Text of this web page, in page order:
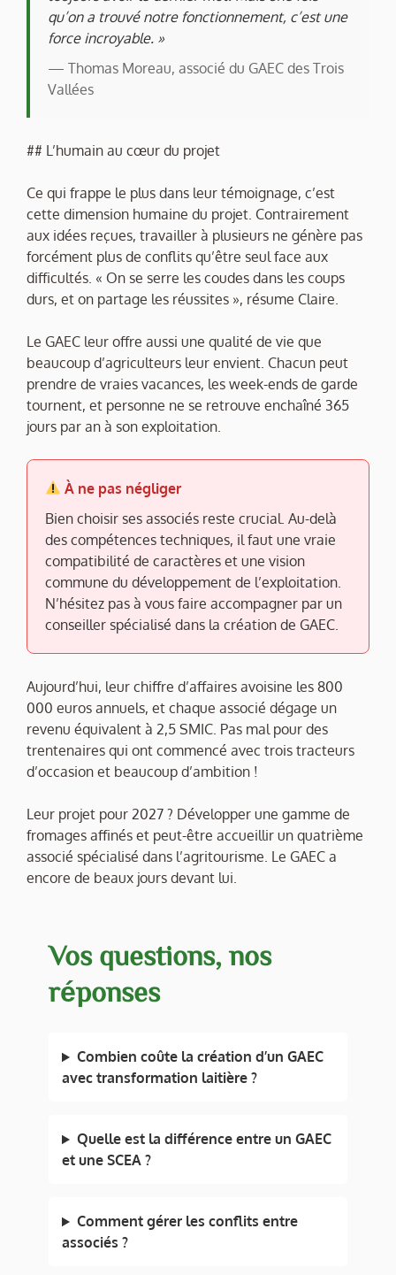
qu’on a trouvé notre fonctionnement, c’est une
force incroyable. »
— Thomas Moreau, associé du GAEC des Trois
Vallées
## L’humain au cœur du projet
Ce qui frappe le plus dans leur témoignage, c’est
cette dimension humaine du projet. Contrairement
aux idées reçues, travailler à plusieurs ne génère pas
forcément plus de conflits qu’être seul face aux
difficultés. « On se serre les coudes dans les coups
durs, et on partage les réussites », résume Claire.
Le GAEC leur offre aussi une qualité de vie que
beaucoup d’agriculteurs leur envient. Chacun peut
prendre de vraies vacances, les week-ends de garde
tournent, et personne ne se retrouve enchaîné 365
jours par an à son exploitation.
À ne pas négliger
Bien choisir ses associés reste crucial. Au-delà
des compétences techniques, il faut une vraie
compatibilité de caractères et une vision
commune du développement de l’exploitation.
N’hésitez pas à vous faire accompagner par un
conseiller spécialisé dans la création de GAEC.
Aujourd’hui, leur chiffre d’affaires avoisine les 800
000 euros annuels, et chaque associé dégage un
revenu équivalent à 2,5 SMIC. Pas mal pour des
trentenaires qui ont commencé avec trois tracteurs
d’occasion et beaucoup d’ambition !
Leur projet pour 2027 ? Développer une gamme de
fromages affinés et peut-être accueillir un quatrième
associé spécialisé dans l’agritourisme. Le GAEC a
encore de beaux jours devant lui.
Vos questions, nos
réponses
Combien coûte la création d’un GAEC
avec transformation laitière ?
Quelle est la différence entre un GAEC
et une SCEA ?
Comment gérer les conflits entre
associés ?